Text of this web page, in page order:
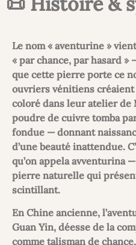
Le nom « aventurine »
« par chance, par hasard »
que cette pierre porte ce
ouvriers vénitiens
coloré dans leur atelier de
poudre de cuivre tomba
fondue — donnant
d’une beauté inattendue.
qu’on appela avventurina
pierre naturelle qui
scintillant.
En Chine ancienne,
Guan Yin, déesse de la
comme talisman de